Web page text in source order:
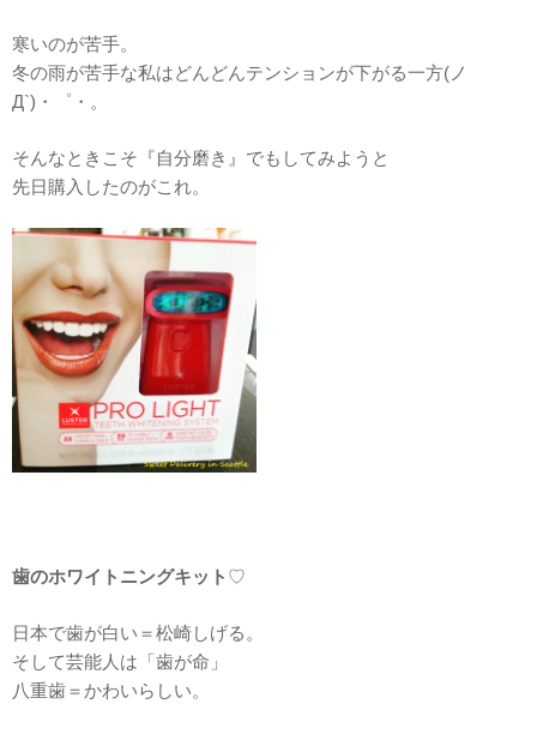
寒いのが苦手。
冬の雨が苦手な私はどんどんテンションが下がる一方(ノ
Д`)・゜・。
そんなときこそ『自分磨き』でもしてみようと
先日購入したのがこれ。
歯のホワイトニングキット ♡
日本で歯が白い＝松崎しげる。
そして芸能人は「歯が命」
八重歯＝かわいらしい。